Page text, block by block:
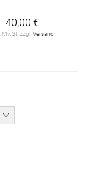
40,00 €
MwSt. zzgl. Versand